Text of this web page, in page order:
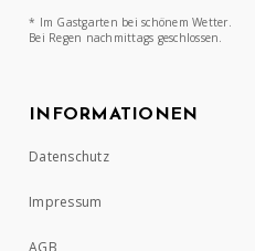
* Im Gastgarten bei schönem Wetter.
Bei Regen nachmittags geschlossen.
INFORMATIONEN
Datenschutz
Impressum